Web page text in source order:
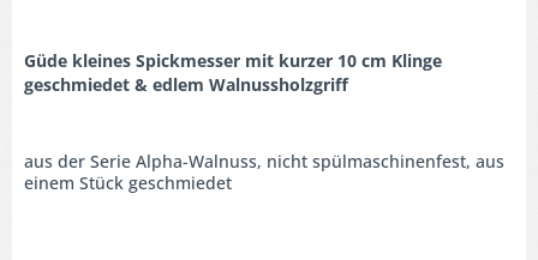
Güde kleines Spickmesser mit kurzer 10 cm Klinge
geschmiedet & edlem Walnussholzgriff
aus der Serie Alpha-Walnuss, nicht spülmaschinenfest, aus
einem Stück geschmiedet